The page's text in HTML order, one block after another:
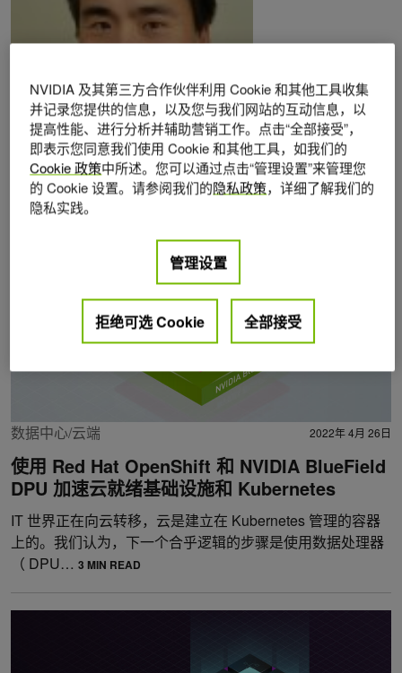
Posts by John F. Kim
数据中心/云端 2022年 4月 26日
使用 Red Hat OpenShift 和 NVIDIA BlueField
DPU 加速云就绪基础设施和 Kubernetes
IT 世界正在向云转移，云是建立在 Kubernetes 管理的容器
上的。我们认为，下一个合乎逻辑的步骤是使用数据处理器
（ DPU… 3 MIN READ
NVIDIA 及其第三方合作伙伴利用 Cookie 和其他工具收集
并记录您提供的信息，以及您与我们网站的互动信息，以
提高性能、进行分析并辅助营销工作。点击“全部接受”，
即表示您同意我们使用 Cookie 和其他工具，如我们的
Cookie 政策中所述。您可以通过点击“管理设置”来管理您
的 Cookie 设置。请参阅我们的隐私政策，详细了解我们的
隐私实践。
管理设置
拒绝可选 Cookie 全部接受